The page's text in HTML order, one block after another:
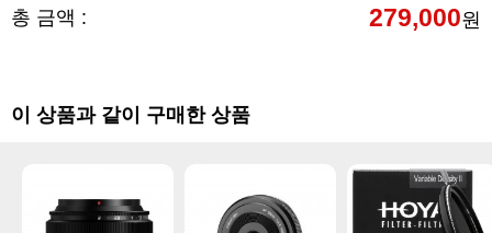
총 금액 : 279,000원
이 상품과 같이 구매한 상품